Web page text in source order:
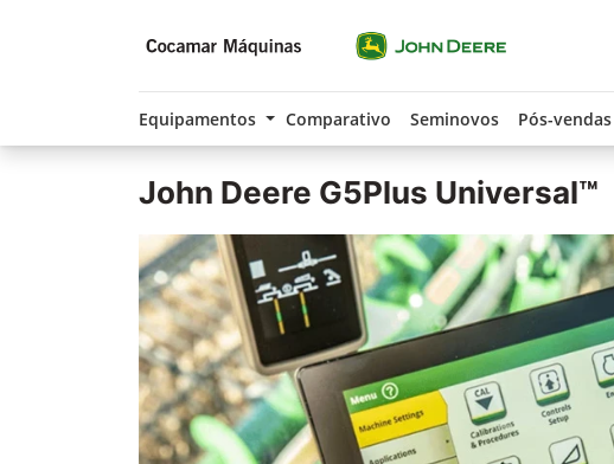
Equipamentos Comparativo Seminovos Pós-vendas
John Deere G5Plus Universal™